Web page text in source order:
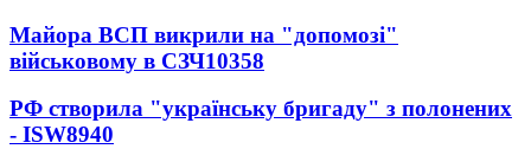
Майора ВСП викрили на "допомозі"
військовому в СЗЧ10358
РФ створила "українську бригаду" з полонених
- ISW8940